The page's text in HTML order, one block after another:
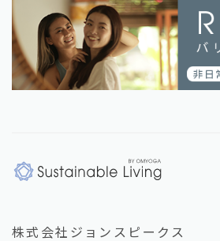
株式会社ジョンスピークス